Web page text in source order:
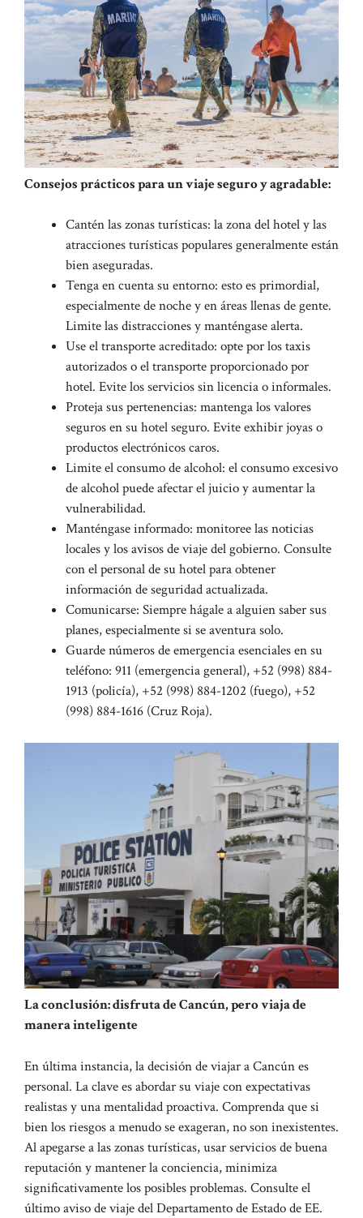
Consejos prácticos para un viaje seguro y agradable:
Cantén las zonas turísticas: la zona del hotel y las
atracciones turísticas populares generalmente están
bien aseguradas.
Tenga en cuenta su entorno: esto es primordial,
especialmente de noche y en áreas llenas de gente.
Limite las distracciones y manténgase alerta.
Use el transporte acreditado: opte por los taxis
autorizados o el transporte proporcionado por
hotel. Evite los servicios sin licencia o informales.
Proteja sus pertenencias: mantenga los valores
seguros en su hotel seguro. Evite exhibir joyas o
productos electrónicos caros.
Limite el consumo de alcohol: el consumo excesivo
de alcohol puede afectar el juicio y aumentar la
vulnerabilidad.
Manténgase informado: monitoree las noticias
locales y los avisos de viaje del gobierno. Consulte
con el personal de su hotel para obtener
información de seguridad actualizada.
Comunicarse: Siempre hágale a alguien saber sus
planes, especialmente si se aventura solo.
Guarde números de emergencia esenciales en su
teléfono: 911 (emergencia general), +52 (998) 884-
1913 (policía), +52 (998) 884-1202 (fuego), +52
(998) 884-1616 (Cruz Roja).
La conclusión: disfruta de Cancún, pero viaja de
manera inteligente
En última instancia, la decisión de viajar a Cancún es
personal. La clave es abordar su viaje con expectativas
realistas y una mentalidad proactiva. Comprenda que si
bien los riesgos a menudo se exageran, no son inexistentes.
Al apegarse a las zonas turísticas, usar servicios de buena
reputación y mantener la conciencia, minimiza
significativamente los posibles problemas. Consulte el
último aviso de viaje del Departamento de Estado de EE.